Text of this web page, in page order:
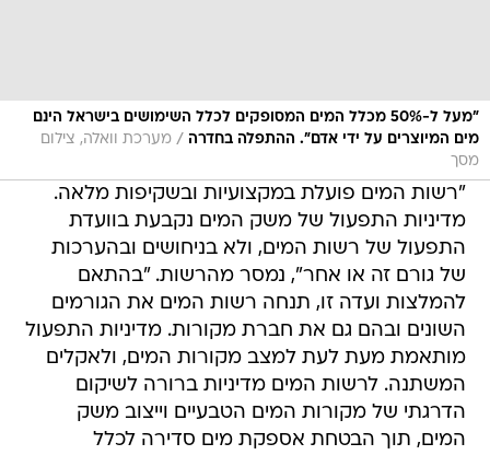
"מעל ל-50% מכלל המים המסופקים לכלל השימושים בישראל הינם
מים המיוצרים על ידי אדם". ההתפלה בחדרה / מערכת וואלה, צילום
מסך
"רשות המים פועלת במקצועיות ובשקיפות מלאה.
מדיניות התפעול של משק המים נקבעת בוועדת
התפעול של רשות המים, ולא בניחושים ובהערכות
של גורם זה או אחר", נמסר מהרשות. "בהתאם
להמלצות ועדה זו, תנחה רשות המים את הגורמים
השונים ובהם גם את חברת מקורות. מדיניות התפעול
מותאמת מעת לעת למצב מקורות המים, ולאקלים
המשתנה. לרשות המים מדיניות ברורה לשיקום
הדרגתי של מקורות המים הטבעיים וייצוב משק
המים, תוך הבטחת אספקת מים סדירה לכלל